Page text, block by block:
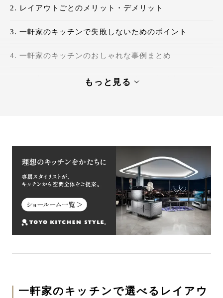
レイアウトごとのメリット・デメリット
一軒家のキッチンで失敗しないためのポイント
一軒家のキッチンのおしゃれな事例まとめ
一軒家のキッチンの気になる収納は？収納力やア
もっと見る
一軒家のキッチンで選べるレイアウ